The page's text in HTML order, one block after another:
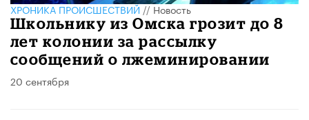
ХРОНИКА ПРОИСШЕСТВИЙ//Новость
Школьнику из Омска грозит до 8
лет колонии за рассылку
сообщений о лжеминировании
20 сентября